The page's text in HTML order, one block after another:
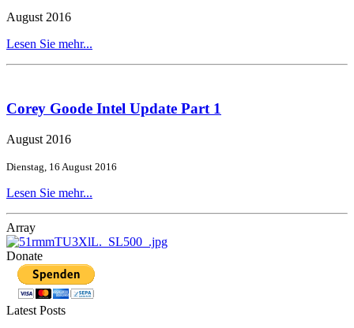
August 2016
Lesen Sie mehr...
Corey Goode Intel Update Part 1
August 2016
Dienstag, 16 August 2016
Lesen Sie mehr...
Array
Donate
Latest Posts